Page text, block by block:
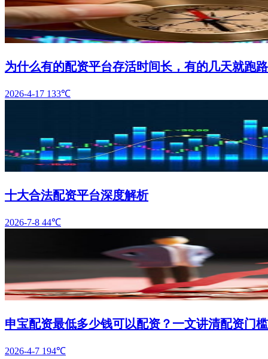
为什么有的配资平台存活时间长，有的几天就跑
2026-4-17 133℃
十大合法配资平台深度解析
2026-7-8 44℃
申宝配资最低多少钱可以配资？一文讲清配资门
2026-4-7 194℃